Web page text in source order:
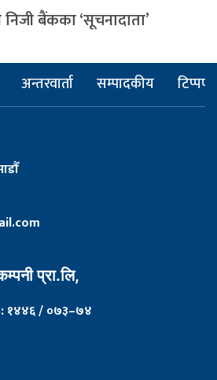
निजी बैंकका ‘सूचनादाता’
अन्तरवार्ता सम्पादकीय टिप्पणी
प्रा.लि,
१४४६ / ०७३–७४